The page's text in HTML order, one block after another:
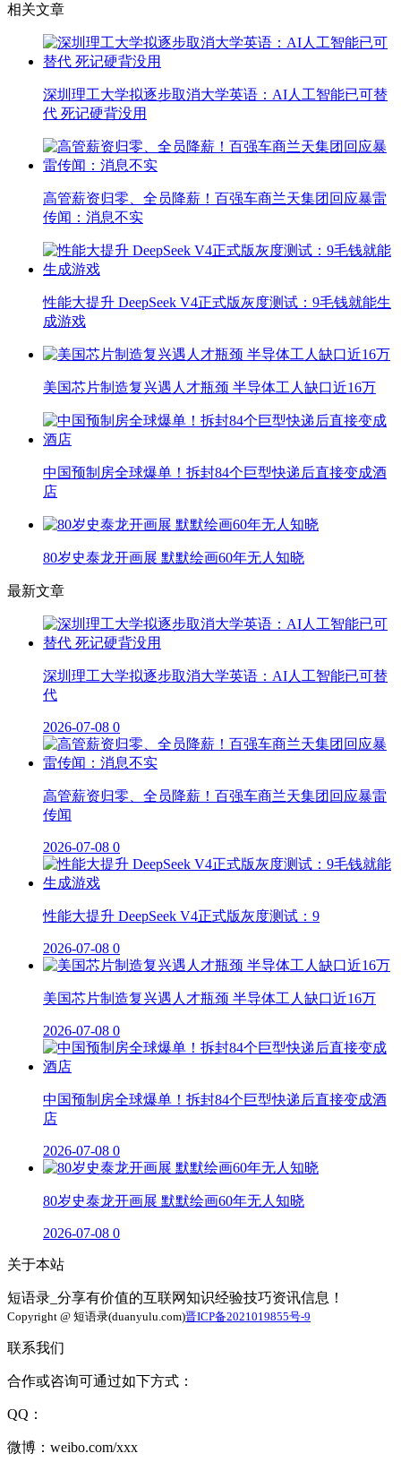
相关文章
深圳理工大学拟逐步取消大学英语：AI人工智能已可替
代 死记硬背没用
高管薪资归零、全员降薪！百强车商兰天集团回应暴雷
传闻：消息不实
性能大提升 DeepSeek V4正式版灰度测试：9毛钱就能生
成游戏
美国芯片制造复兴遇人才瓶颈 半导体工人缺口近16万
中国预制房全球爆单！拆封84个巨型快递后直接变成酒
店
80岁史泰龙开画展 默默绘画60年无人知晓
最新文章
深圳理工大学拟逐步取消大学英语：AI人工智能已可替
代
2026-07-08 0
高管薪资归零、全员降薪！百强车商兰天集团回应暴雷
传闻
2026-07-08 0
性能大提升 DeepSeek V4正式版灰度测试：9
2026-07-08 0
美国芯片制造复兴遇人才瓶颈 半导体工人缺口近16万
2026-07-08 0
中国预制房全球爆单！拆封84个巨型快递后直接变成酒
店
2026-07-08 0
80岁史泰龙开画展 默默绘画60年无人知晓
2026-07-08 0
关于本站
短语录_分享有价值的互联网知识经验技巧资讯信息！
Copyright @ 短语录(duanyulu.com)晋ICP备2021019855号-9
联系我们
合作或咨询可通过如下方式：
QQ：
微博：weibo.com/xxx